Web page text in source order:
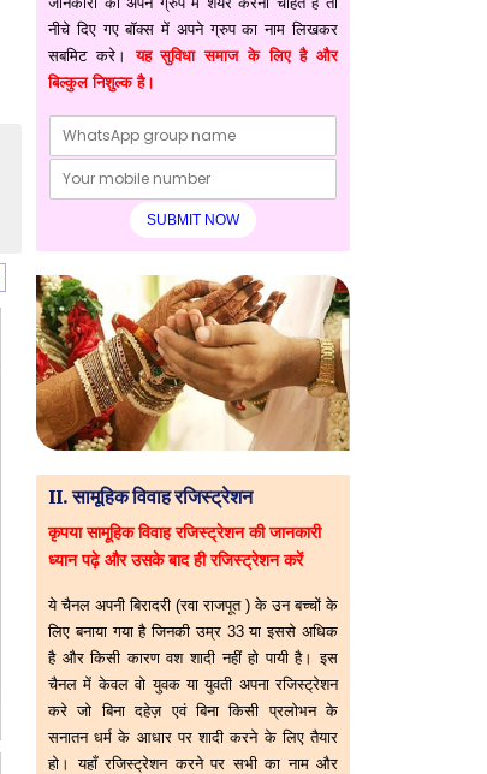
नीचे दिए गए बॉक्स में अपने ग्रुप का नाम लिखकर
सबमिट करे।यह सुविधा समाज के लिए है और
बिल्कुल निशुल्क है।
II. सामूहिक विवाह रजिस्ट्रेशन
कृपया सामूहिक विवाह रजिस्ट्रेशन की जानकारी
ध्यान पढ़े और उसके बाद ही रजिस्ट्रेशन करें
ये चैनल अपनी बिरादरी (रवा राजपूत ) के उन बच्चों के
लिए बनाया गया है जिनकी उम्र 33 या इससे अधिक
है और किसी कारण वश शादी नहीं हो पायी है। इस
चैनल में केवल वो युवक या युवती अपना रजिस्ट्रेशन
करे जो बिना दहेज़ एवं बिना किसी प्रलोभन के
सनातन धर्म के आधार पर शादी करने के लिए तैयार
हो। यहाँ रजिस्ट्रेशन करने पर सभी का नाम और